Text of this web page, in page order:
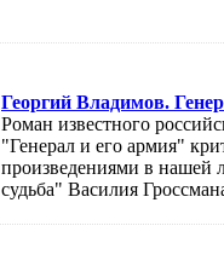
Георгий Владимов.
Роман известного
"Генерал и его армия"
произведениями в нашей
судьба" Василия